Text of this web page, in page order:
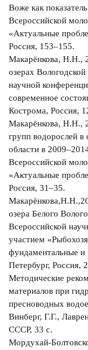
Воже как
Всероссийской
«Актуальные
Россия, 153–155.
Макарёнкова, Н.Н.,
озерах
научной
современное
Кострома, Россия,
Макарёнкова, Н.Н.,
групп водорослей
области в
Всероссийской
«Актуальные
Россия, 31–35.
озера Белого
Всероссийской
участием
фундаментальные и
Петербург, Россия,
Методические
материалов при
пресноводных
Винберг, Г.Г.,
СССР, 33 с.
Мордухай-